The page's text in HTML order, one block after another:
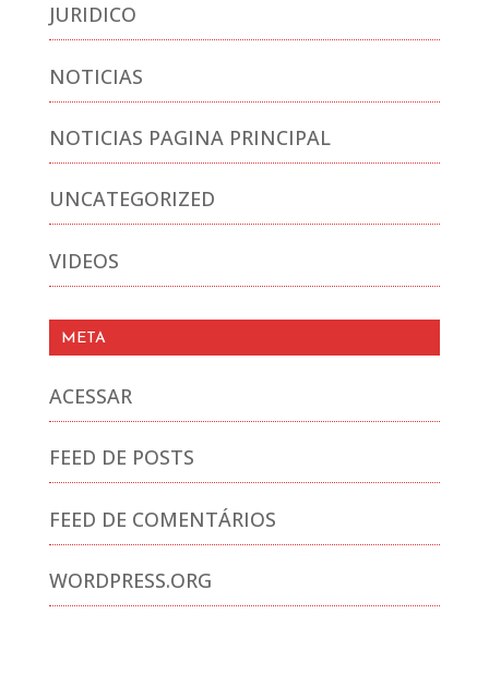
JURIDICO
NOTICIAS
NOTICIAS PAGINA PRINCIPAL
UNCATEGORIZED
VIDEOS
META
ACESSAR
FEED DE POSTS
FEED DE COMENTÁRIOS
WORDPRESS.ORG